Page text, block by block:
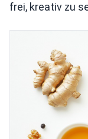
frei, kreativ zu